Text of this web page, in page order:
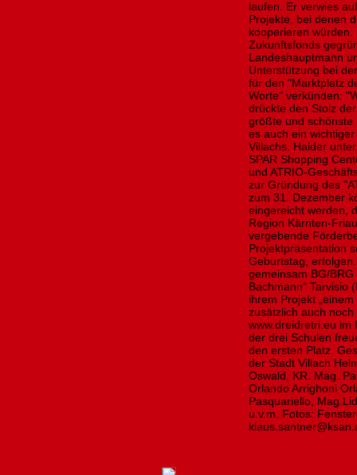
laufen. Er verwies
Projekte, bei denen
kooperieren
Zukunftsfonds
Landeshauptmann
Unterstützung bei
für den "Marktplatz
Worte" verkünden:
drückte den Stolz
größte und schönste
es auch ein
Villachs. Haider
SPAR Shopping
und ATRIO-
zur Gründung des
zum 31. Dezember
eingereicht werden,
Region Kärnten-
vergebende
Projektpräsentation
Geburtstag,
gemeinsam BG/
Bachmann“ Tarvisio
ihrem Projekt
zusätzlich auch
www.dreidretri.eu
der drei Schulen
den ersten Platz.
der Stadt Villach
Oswald, KR. Mag.
Orlando Arrighoni
Pasquariello,
u.v.m. Fotos: